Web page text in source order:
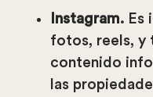
Instagram. Es
fotos, reels, y
contenido
las